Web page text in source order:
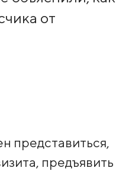
от
представиться,
предъявить